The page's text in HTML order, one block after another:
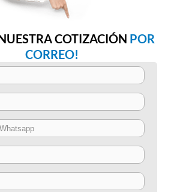
COTIZACIÓN POR
CORREO!